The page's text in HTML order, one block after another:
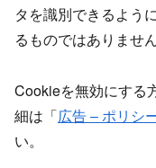
タを識別できるよう
るものではありません
Cookieを無効にする
細は「広告 – ポリシ
い。